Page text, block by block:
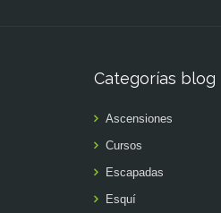
Categorías blog
Ascensiones
Cursos
Escapadas
Esquí